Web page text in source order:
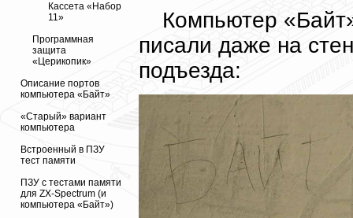
Кассета «Набор
11»
Программная
защита
«Церикопик»
Описание портов
компьютера «Байт»
«Старый» вариант
компьютера
Встроенный в ПЗУ
тест памяти
ПЗУ с тестами памяти
для ZX-Spectrum (и
компьютера «Байт»)
Компьютер
писали даже на
подъезда: